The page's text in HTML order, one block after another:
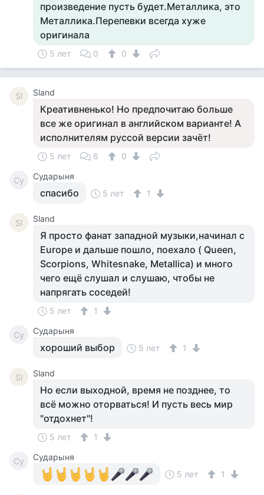
произведение пусть будет.Металлика, это
Металлика.Перепевки всегда хуже
оригинала
5 лет 0 0
Sl Sland
Креативненько! Но предпочитаю больше
все же оригинал в английском варианте! А
исполнителям руссой версии зачёт!
5 лет 6 0
Су Сударыня
спасибо 5 лет 1
Sl Sland
Я просто фанат западной музыки,начинал с
Europe и дальше пошло, поехало ( Queen,
Scorpions, Whitesnake, Metallica) и много
чего ещё слушал и слушаю, чтобы не
напрягать соседей!
5 лет 1
Су Сударыня
хороший выбор 5 лет 1
Sl Sland
Но если выходной, время не позднее, то
всё можно оторваться! И пусть весь мир
"отдохнет"!
5 лет 1
Су
Сударыня
5 лет
1